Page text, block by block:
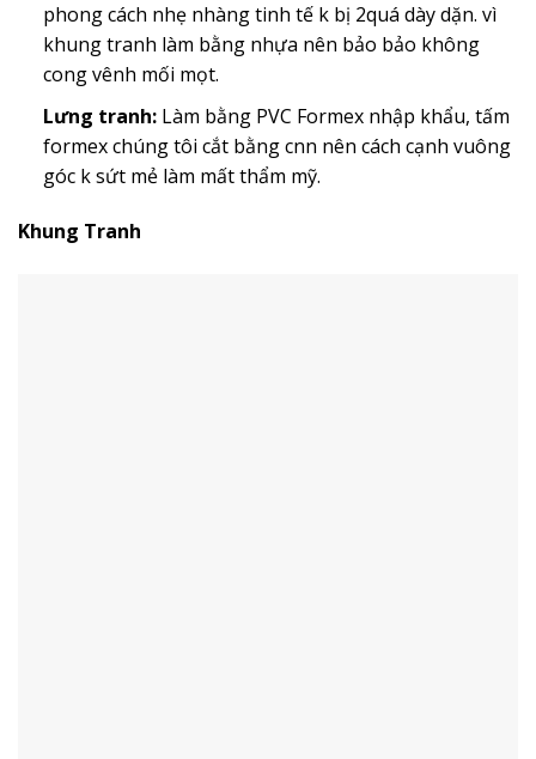
phong cách nhẹ nhàng tinh tế k bị 2quá dày dặn. vì
khung tranh làm bằng nhựa nên bảo bảo không
cong vênh mối mọt.
Lưng tranh:Làm bằng PVC Formex nhập khẩu, tấm
formex chúng tôi cắt bằng cnn nên cách cạnh vuông
góc k sứt mẻ làm mất thẩm mỹ.
Khung Tranh